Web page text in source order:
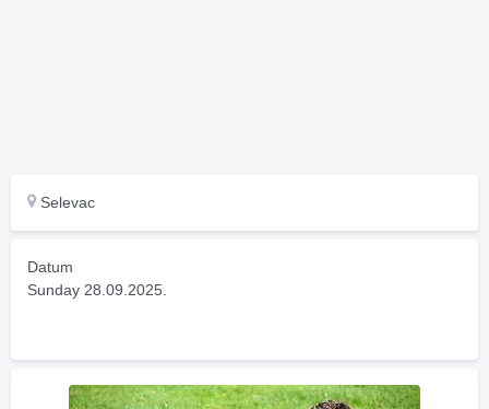
Selevac
Datum
Sunday 28.09.2025.